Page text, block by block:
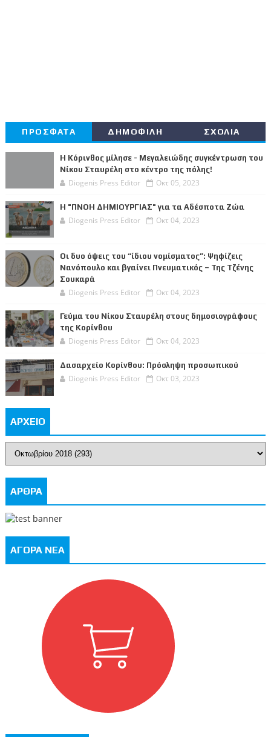
ΠΡΟΣΦΑΤΑ ΔΗΜΟΦΙΛΗ ΣΧΟΛΙΑ
Η Κόρινθος μίλησε - Μεγαλειώδης συγκέντρωση του
Νίκου Σταυρέλη στο κέντρο της πόλης!
Diogenis Press Editor Οκτ 05, 2023
Η "ΠΝΟΗ ΔΗΜΙΟΥΡΓΙΑΣ" για τα Αδέσποτα Ζώα
Diogenis Press Editor Οκτ 04, 2023
Οι δυο όψεις του “ίδιου νομίσματος”: Ψηφίζεις
Νανόπουλο και βγαίνει Πνευματικός – Της Τζένης
Σουκαρά
Diogenis Press Editor Οκτ 04, 2023
Γεύμα του Νίκου Σταυρέλη στους δημοσιογράφους
της Κορίνθου
Diogenis Press Editor Οκτ 04, 2023
Δασαρχείο Κορίνθου: Πρόσληψη προσωπικού
Diogenis Press Editor Οκτ 03, 2023
ΑΡΧΕΙΟ
ΑΡΘΡΑ
ΑΓΟΡΑ ΝΕΑ